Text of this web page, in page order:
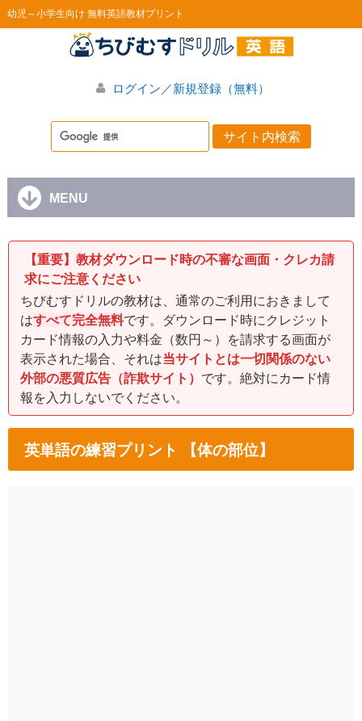
幼児～小学生向け 無料英語教材プリント
ログイン／新規登録（無料）
MENU
【重要】教材ダウンロード時の不審な画面・クレカ請
求にご注意ください
ちびむすドリルの教材は、通常のご利用におきまして
はすべて完全無料です。ダウンロード時にクレジット
カード情報の入力や料金（数円～）を請求する画面が
表示された場合、それは当サイトとは一切関係のない
外部の悪質広告（詐欺サイト） です。絶対にカード情
報を入力しないでください。
英単語の練習プリント 【体の部位】